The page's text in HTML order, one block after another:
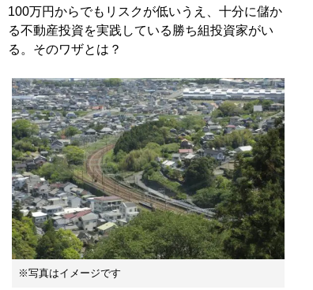
100万円からでもリスクが低いうえ、十分に儲か
る不動産投資を実践している勝ち組投資家がい
る。そのワザとは？
※写真はイメージです